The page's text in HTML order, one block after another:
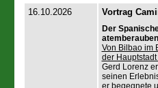
16.10.2026 Vortrag
Der
Von Bilbao im
der
Gerd Lorenz
seinen
er begegnete